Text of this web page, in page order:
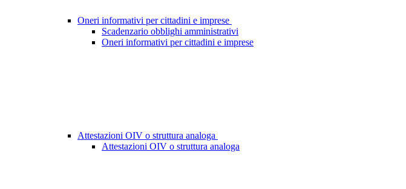
Oneri informativi per cittadini e imprese
Scadenzario obblighi amministrativi
Oneri informativi per cittadini e imprese
Attestazioni OIV o struttura analoga
Attestazioni OIV o struttura analoga